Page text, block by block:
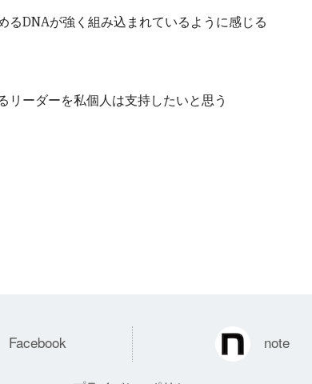
るDNAが強く組み込まれているように感じる
リーダーを私個人は支持したいと思う
Facebook note